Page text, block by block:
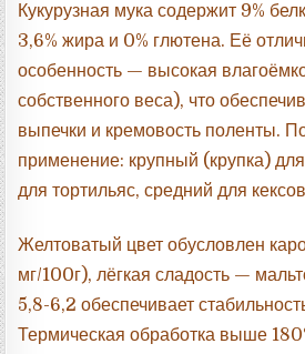
Кукурузная мука содержит 9%
3,6% жира и 0% глютена. Её
особенность — высокая
собственного веса), что
выпечки и кремовость поленты.
применение: крупный (крупка)
для тортильяс, средний для
Желтоватый цвет обусловлен
мг/100г), лёгкая сладость —
5,8-6,2 обеспечивает
Термическая обработка выше